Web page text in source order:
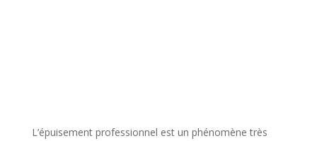
L’épuisement professionnel est un phénomène très